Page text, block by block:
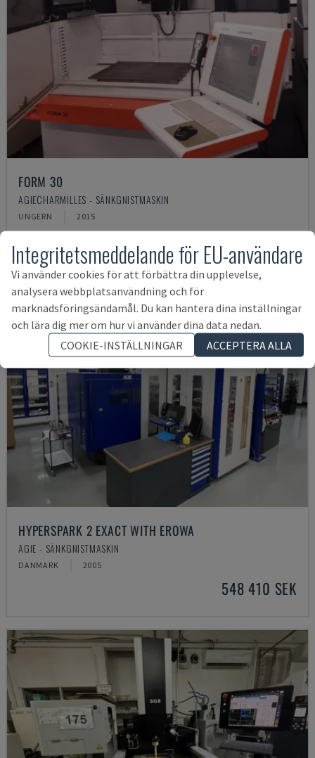
FORM 30
AGIECHARMILLES - SÄNKGNISTMASKIN
UNGERN 2015
HYPERSPARK 2 EXACT WITH EROWA
AGIE - SÄNKGNISTMASKIN
DANMARK 2005
548 410 SEK
Integritetsmeddelande för EU-användare
Vi använder cookies för att förbättra din upplevelse,
analysera webbplatsanvändning och för
marknadsföringsändamål. Du kan hantera dina inställningar
och lära dig mer om hur vi använder dina data nedan.
COOKIE-INSTÄLLNINGAR
ACCEPTERA ALLA